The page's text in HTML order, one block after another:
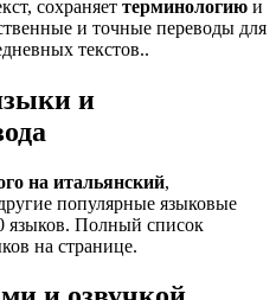
сохраняет терминологию и
и точные переводы для
текстов..
и
на итальянский,
популярные языковые
языков. Полный список
на странице.